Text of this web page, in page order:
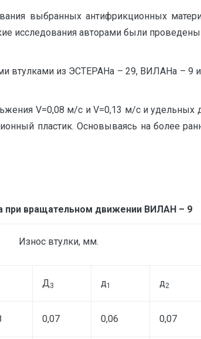
выбранных антифрикционных
исследования авторами были
втулками из ЭСТЕРАНа – 29, ВИЛАНа – 9
V=0,08 м/с и V=0,13 м/с и
пластик. Основываясь на более
при вращательном движении ВИЛАН – 9
Износ втулки, мм.
Д3 д1 д2
0,07 0,06 0,07